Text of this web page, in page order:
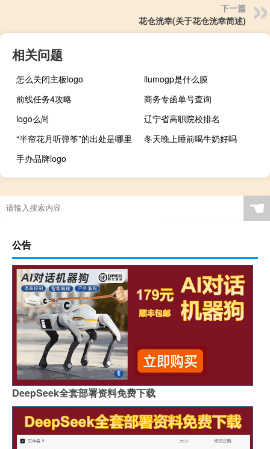
下一篇
花仓洸幸(关于花仓洸幸简述)
相关问题
怎么关闭主板logo
llumogp是什么膜
前线任务4攻略
商务专函单号查询
logo么尚
辽宁省高职院校排名
“半帘花月听弹筝”的出处是哪里
冬天晚上睡前喝牛奶好吗
手办品牌logo
☚
公告
DeepSeek全套部署资料免费下载